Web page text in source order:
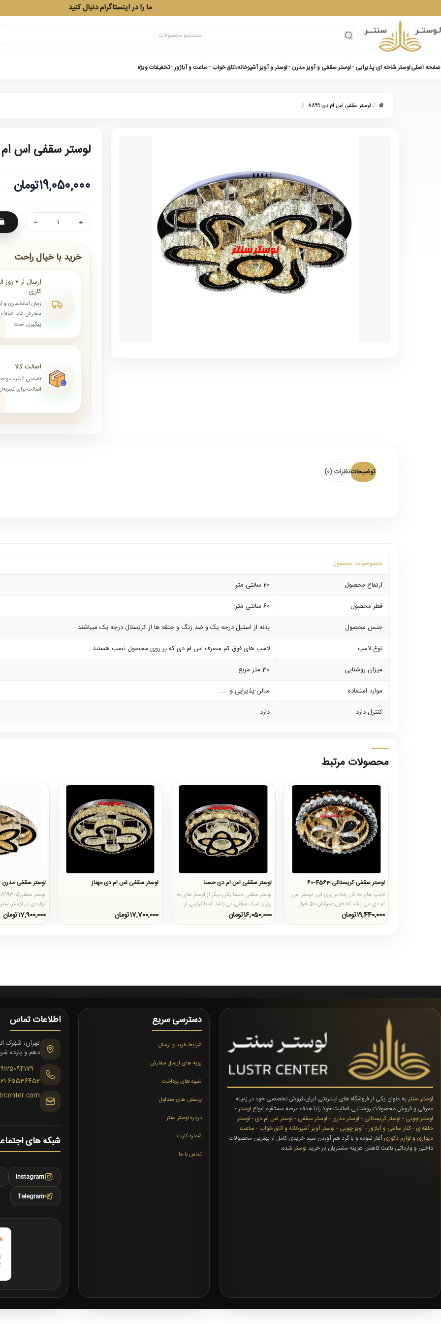
ما را در اینستاگرام دنبال کنید
صفحه اصلیلوستر شاخه ای پذیرایی لوستر سقفی و آویز مدرن لوستر و آویز آشپزخانه،اتاق خواب ساعت و آباژور تخفیفات ویژه
/ لوستر سقفی اس ام دی 8899 /
لوستر سقفی اس ام
19,050,000تومان
خرید با خیال راحت
کاری
زمان آماده‌سازی و
سفارش شما شفاف
پیگیری است
اصالت کالا
تضمین کیفیت و
اصالت برای
توضیحاتنظرات (0)
خصوصیات محصول
ارتفاع محصول
20 سانتی متر
قطر محصول
60 سانتی متر
جنس محصول
بدنه از استیل درجه یک و ضد زنگ و حلقه ها از کریستال درجه یک میباشند
نوع لامپ
لامپ های فوق کم مصرف اس ام دی که بر روی محصول نصب هستند
میزان روشنایی
30 متر مربع
موارد استفاده
سالن-پذیرایی و ....
کنترل دارد
دارد
محصولات مرتبط
لوستر سقفی کریستالی 4563-60
لامپ های به کار رفته بر روی این لوستر اس
ام دی می باشد که طول عمرشان 50 هزار
ساعت می باشد و قابل تعو..
19,440,000تومان
لوستر سقفی اس ام دی حسنا
لوستر سقفی حسنا یکی دیگر از لوستر های به
روز و شیک سقفی می باشد که با ترکیبی از
کریستال ، استیل و لا..
16,050,000تومان
لوستر سقفی اس ام دی مهناز
..
17,700,000تومان
لوستر سقفی مدرن 889930
تولیدی در لوستر
لوستر مربع است و در
17,900,000تومان
لوستر سنتربه عنوان یکی ار فروشگاه های اینترنتی ایران،فروش تخصصی خود در زمینه
معرفی و فروش محصولات روشنایی فعالیت خود رابا هدف عرضه مستقیم انواع لوستر-
لوستر چوبی - لوستر کریستالی - لوستر مدرن - لوستر سقفی - لوستر اس ام دی- لوستر
حلقه ی-کنار سالنی و آباژور-آویز چوبی - لوستر آویز آشپزخانه و اتاق خواب - ساعت
دیواری و لوازم دکوریآغاز نموده و با گرد هم آوردن سبد خریدی کامل از بهترین محصولات
داخلی و وارداتی باعث کاهش هزینه مشتریان در خرید لوسترشده،
دسترسی سریع
شرایط خرید و ارسال
رویه های ارسال سفارش
شیوه های پرداخت
پرسش های متداول
درباره لوستر سنتر
شماره کارت
تماس با ما
اطلاعات تماس
دهم و یازده
65536452
شبکه های
Instagram
Telegram